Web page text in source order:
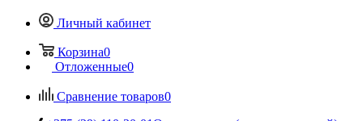
Личный кабинет
Корзина0
Отложенные0
Сравнение товаров0